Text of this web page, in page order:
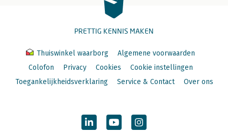
PRETTIG KENNIS MAKEN
Thuiswinkel waarborg
Algemene voorwaarden
Colofon
Privacy Cookies
Cookie instellingen
Toegankelijkheidsverklaring
Service & Contact Over ons